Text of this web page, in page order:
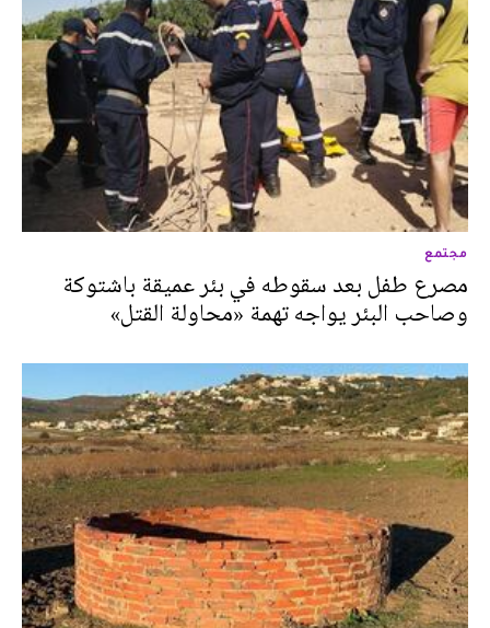
مجتمع
مصرع طفل بعد سقوطه في بئر عميقة باشتوكة
وصاحب البئر يواجه تهمة «محاولة القتل»